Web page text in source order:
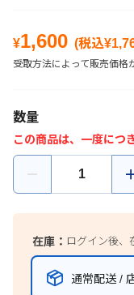
¥1,600 (税込¥
受取方法によって販売価格
数量
この商品は、一度につ
在庫： ログイン後、
通常配送 /